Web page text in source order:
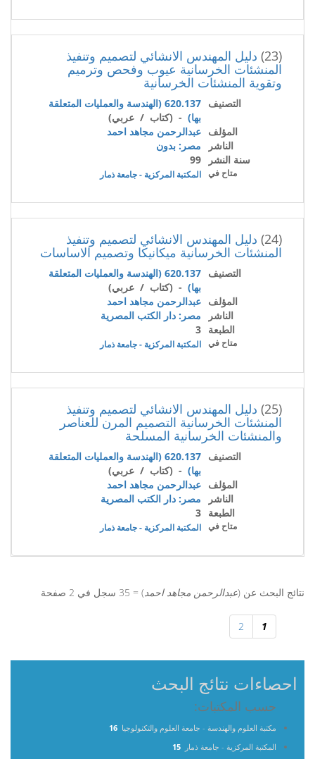
(23) دليل المهندس الانشائي لتصميم وتنفيذ
المنشئات الخرسانية عيوب وفحص وترميم
وتقوية المنشئات الخرسانية
التصنيف
620.137 (الهندسة والعمليات المتعلقة
بها) - (كتاب / عربي)
المؤلف عبدالرحمن مجاهد احمد
الناشر
مصر: بدون
سنة النشر
99
متاح في المكتبة المركزية - جامعة ذمار
(24) دليل المهندس الانشائي لتصميم وتنفيذ
المنشئات الخرسانية ميكانيكا وتصميم الاساسات
التصنيف
620.137 (الهندسة والعمليات المتعلقة
بها) - (كتاب / عربي)
المؤلف عبدالرحمن مجاهد احمد
الناشر
مصر: دار الكتب المصرية
الطبعة 3
متاح في المكتبة المركزية - جامعة ذمار
(25) دليل المهندس الانشائي لتصميم وتنفيذ
المنشئات الخرسانية التصميم المرن للعناصر
والمنشئات الخرسانية المسلحة
التصنيف
620.137 (الهندسة والعمليات المتعلقة
بها) - (كتاب / عربي)
المؤلف عبدالرحمن مجاهد احمد
الناشر
مصر: دار الكتب المصرية
الطبعة 3
متاح في المكتبة المركزية - جامعة ذمار
نتائج البحث عن (عبدالرحمن مجاهد احمد) = 35 سجل في 2 صفحة
2 1
احصاءات نتائج البحث
حسب المكتبات:
مكتبة العلوم والهندسة - جامعة العلوم والتكنولوجيا 16
المكتبة المركزية - جامعة ذمار 15